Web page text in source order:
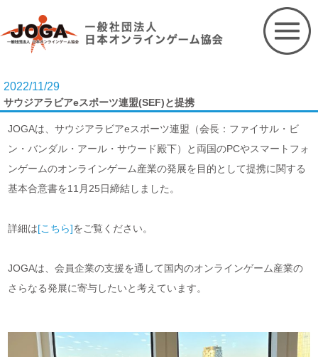
content
2022/11/29
サウジアラビアeスポーツ連盟(SEF)と提携
JOGAは、サウジアラビアeスポーツ連盟（会長：ファイサル・ビ
ン・バンダル・アール・サウード殿下）と両国のPCやスマートフォ
ンゲームのオンラインゲーム産業の発展を目的として提携に関する
基本合意書を11月25日締結しました。
詳細は[こちら]をご覧ください。
JOGAは、会員企業の支援を通して国内のオンラインゲーム産業の
さらなる発展に寄与したいと考えています。